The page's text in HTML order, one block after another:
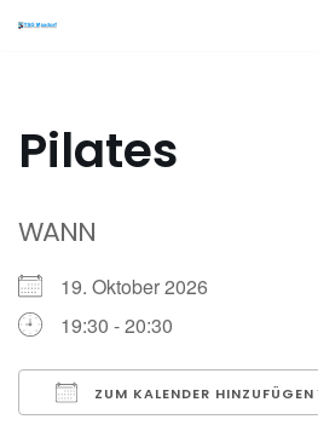
Pilates
WANN
19. Oktober 2026
19:30 - 20:30
ZUM KALENDER HINZUFÜGEN